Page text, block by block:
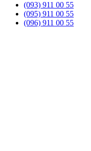
(093) 911 00 55
(095) 911 00 55
(096) 911 00 55